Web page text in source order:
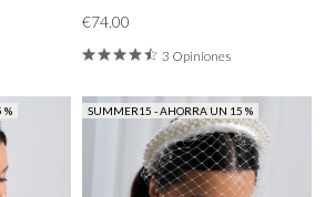
€74.00
3 Opiniones
% SUMMER15 - AHORRA UN 15 %